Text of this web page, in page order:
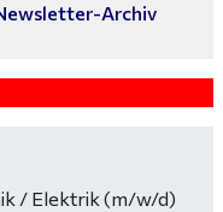
Archiv
/ Elektrik (m/w/d)